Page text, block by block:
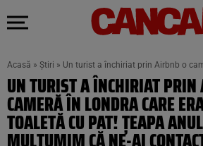
Acasă » Știri » Un turist a închiriat prin Airbnb o
UN TURIST A ÎNCHIRIAT
CAMERĂ ÎN LONDRA CARE
TOALETĂ CU PAT! ȚEAPA